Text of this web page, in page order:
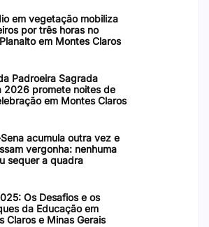
em vegetação mobiliza
por três horas no
em Montes Claros
Padroeira Sagrada
2026 promete noites de
em Montes Claros
acumula outra vez e
vergonha: nenhuma
sequer a quadra
Os Desafios e os
da Educação em
Claros e Minas Gerais